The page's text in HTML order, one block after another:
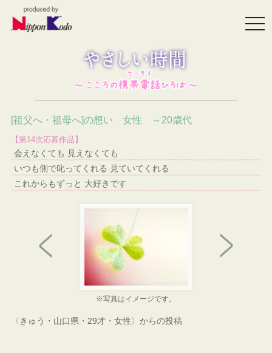
[祖父へ・祖母へ]の想い 女性 ～20歳代
【第14次応募作品】
会えなくても 見えなくても
いつも側で叱ってくれる 見ていてくれる
これからもずっと 大好きです
※写真はイメージです。
〈きゅう・山口県・29才・女性〉からの投稿